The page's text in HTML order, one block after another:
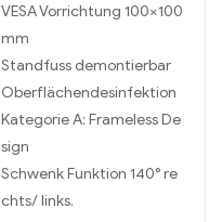
VESA Vorrichtung 100×100
mm
Standfuss demontierbar
Oberflächendesinfektion
Kategorie A: Frameless De
sign
Schwenk Funktion 140° re
chts/ links.